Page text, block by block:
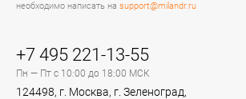
необходимо написать на support@milandr.ru
+7 495 221-13-55
Пн — Пт с 10:00 до 18:00 МСК
124498, г. Москва, г. Зеленоград,